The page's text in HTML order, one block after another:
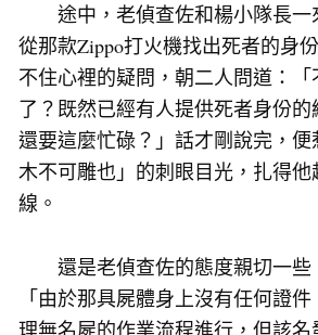
途中，老偵查佐和楊小隊長一
從那款Zippo打火機找出死者的身
不住心裡的疑問，朝二人問道：
了？既然已經有人提供死者身份
還要這麼忙碌？」話才剛說完，
木不可雕也」的刺眼目光，扎得
線。
還是老偵查佐的態度親切一些
「由於那具屍體身上沒有任何證
理無名屍的作業流程進行，但該